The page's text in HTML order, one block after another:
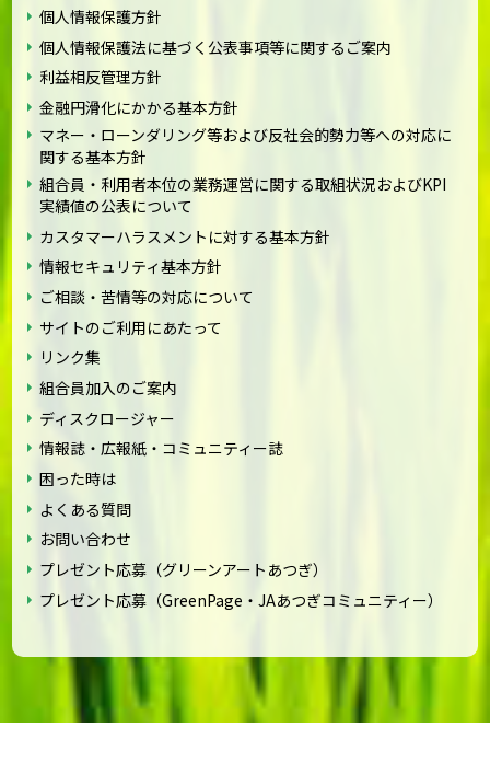
個人情報保護方針
個人情報保護法に基づく公表事項等に関するご案内
利益相反管理方針
金融円滑化にかかる基本方針
マネー・ローンダリング等および反社会的勢力等への対応に
関する基本方針
組合員・利用者本位の業務運営に関する取組状況およびKPI
実績値の公表について
カスタマーハラスメントに対する基本方針
情報セキュリティ基本方針
ご相談・苦情等の対応について
サイトのご利用にあたって
リンク集
組合員加入のご案内
ディスクロージャー
情報誌・広報紙・コミュニティー誌
困った時は
よくある質問
お問い合わせ
プレゼント応募（グリーンアートあつぎ）
プレゼント応募（GreenPage・JAあつぎコミュニティー）